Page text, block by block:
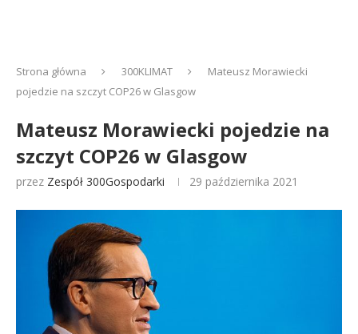
Strona główna 300KLIMAT
Mateusz Morawiecki
pojedzie na szczyt COP26 w Glasgow
Mateusz Morawiecki pojedzie na
szczyt COP26 w Glasgow
przez Zespół 300Gospodarki 29 października 2021